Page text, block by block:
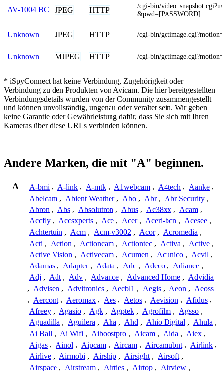
AV-1004 BC JPEG HTTP
/cgi-bin/
&pwd=[PASSWORD]
Unknown JPEG HTTP /cgi-bin/
Unknown MJPEG HTTP /cgi-bin/
* iSpyConnect hat keine Verbindung, Zugehörigkeit oder
Verbindung zu den Produkten von Avicam. Die hier bereitgestellten
Verbindungsdetails wurden von der Community zusammengestellt
und können unvollständig, ungenau oder veraltet sein. Wir geben
keine Garantie oder Gewährleistung dafür, dass Sie sich mit Ihren
Kameras über diese URLs verbinden können.
Andere Marken, die mit "A" beginnen.
A A-bmi , A-link , A-mtk , A1webcam , A4tech , Aanke ,
Abelcam , Abient Weather , Abo , Abr , Abr Security ,
Abron , Abs , Absolutron , Abus , Ac38xx , Acam ,
Accfly , Accsxperts , Ace , Acer , Aceri-bcn , Acesee ,
Achtertuin , Acm , Acm-v3002 , Acor , Acromedia ,
Acti , Action , Actioncam , Actiontec , Activa , Active ,
Active Vision , Activecam , Acumen , Acunico , Acvil ,
Adamas , Adapter , Adata , Adc , Adeco , Adiance ,
Adj , Adt , Adv , Advance , Advanced Home , Advidia
, Advisen , Advitronics , Aecbl1 , Aegis , Aeon , Aeoss
, Aercont , Aeromax , Aes , Aetos , Aevision , Afidus ,
Afreey , Agasio , Agk , Agptek , Agrofilm , Agsso ,
Aguadilla , Aguilera , Aha , Ahd , Ahio Digital , Ahula ,
Ai Ball , Ai Wifi , Aiboostpro , Aicam , Aida , Aiex ,
Aigas , Ainol , Aipcam , Aircam , Aircamubnt , Airlink ,
Airlive , Airmobi , Airship , Airsight , Airsoft ,
Airspace , Airstream , Airties , Airtop , Airview ,